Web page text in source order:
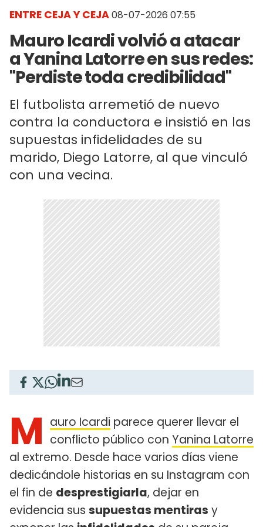
ENTRE CEJA Y CEJA08-07-2026 07:55
Mauro Icardi volvió a atacar
a Yanina Latorre en sus redes:
"Perdiste toda credibilidad"
El futbolista arremetió de nuevo
contra la conductora e insistió en las
supuestas infidelidades de su
marido, Diego Latorre, al que vinculó
con una vecina.
M auro Icardi parece querer llevar el
conflicto público con Yanina Latorre
al extremo. Desde hace varios días viene
dedicándole historias en su Instagram con
el fin de desprestigiarla, dejar en
evidencia sus supuestas mentiras y